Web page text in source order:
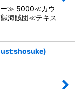
≫ 5000≪カウ
海賊団≪テキス